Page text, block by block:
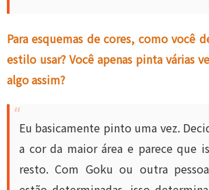
Para esquemas de cores, como você
estilo usar? Você apenas pinta várias
algo assim?
Eu basicamente pinto uma vez.
a cor da maior área e parece que
resto. Com Goku ou outra